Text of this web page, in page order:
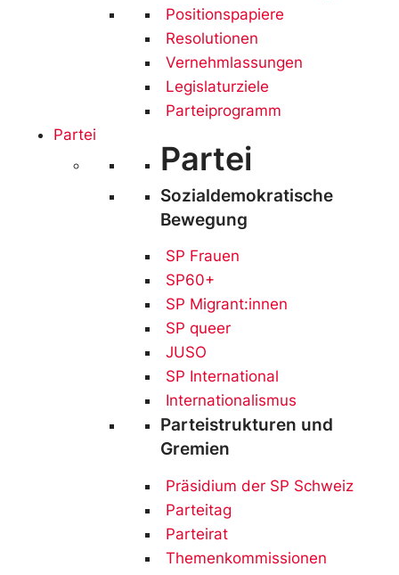
Positionspapiere
Resolutionen
Vernehmlassungen
Legislaturziele
Parteiprogramm
Partei
Partei
Sozialdemokratische
Bewegung
SP Frauen
SP60+
SP Migrant:innen
SP queer
JUSO
SP International
Internationalismus
Parteistrukturen und
Gremien
Präsidium der SP Schweiz
Parteitag
Parteirat
Themenkommissionen